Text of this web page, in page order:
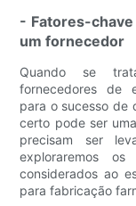
- Fatores-
um fornecedor
Quando se
fornecedores de
para o sucesso de
certo pode ser
precisam ser
exploraremos
considerados ao
para fabricação